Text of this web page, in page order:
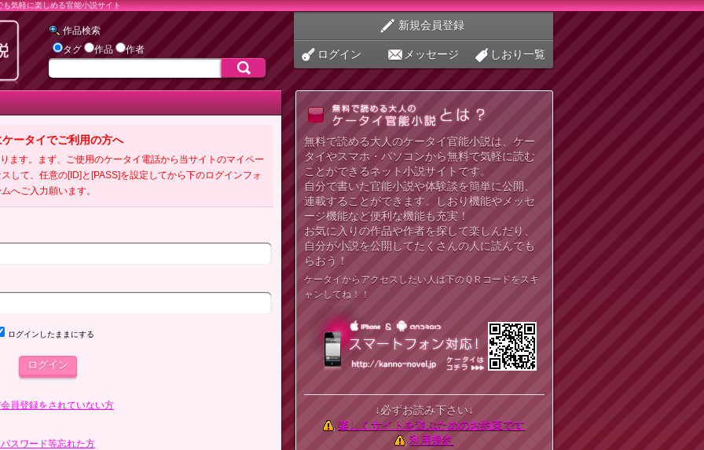
気軽に楽しめる官能小説サイト
作品検索
タグ
作品 作者
新規会員登録
ログイン メッセージ しおり一覧
ータイでご利用の方へ
ます。まず、ご使用のケータイ電話から当サイトのマイペー
して、任意の[ID]と[PASS]を設定してから下のログインフォ
へご入力願います。
ログインしたままにする
員登録をされていない方
スワード等忘れた方
無料で読める大人のケータイ官能小説は、ケー
タイやスマホ・パソコンから無料で気軽に読む
ことができるネット小説サイトです。
自分で書いた官能小説や体験談を簡単に公開、
連載することができます。しおり機能やメッセ
ージ機能など便利な機能も充実！
お気に入りの作品や作者を探して楽しんだり、
自分が小説を公開してたくさんの人に読んでも
らおう！
ケータイからアクセスしたい人は下のＱＲコードをスキ
ャンしてね！！
↓必ずお読み下さい↓
楽しくサイトを遊ぶためのお約束です
利用規約